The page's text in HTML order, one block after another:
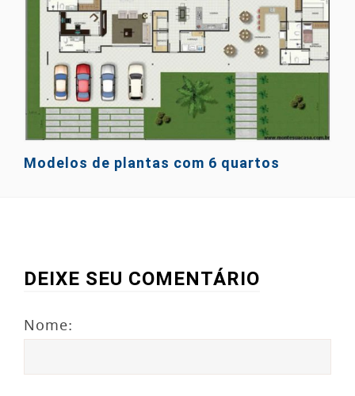
Modelos de plantas com 6 quartos
DEIXE SEU COMENTÁRIO
Nome: